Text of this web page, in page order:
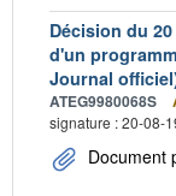
Décision du
d'un
Journal
ATEG9980068S
signature : 20-08-
Document